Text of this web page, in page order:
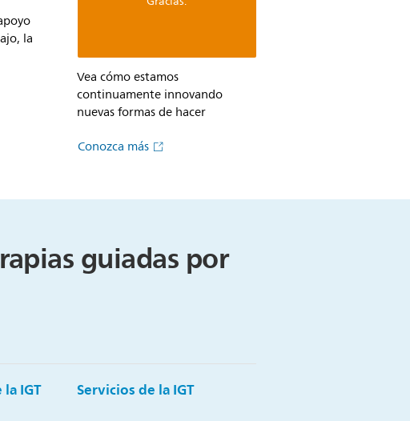
la
Vea cómo estamos
continuamente innovando
nuevas formas de hacer
Conozca más
guiadas por
IGT Servicios de la IGT